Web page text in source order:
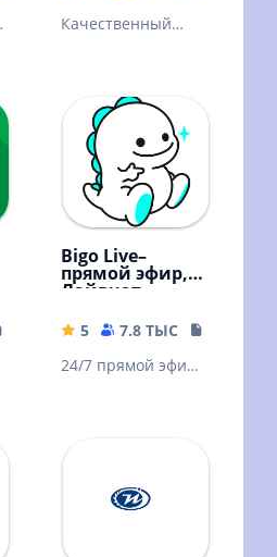
Качественный
знакомства с
профи
48.26 MB
Bigo Live–
прямой эфир,
Лайвчат
5 7.8 ТЫС
24/7 прямой эфир,